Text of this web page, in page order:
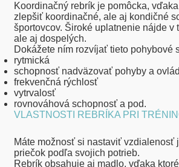
Koordinačný rebrík je pomôcka,
zlepšiť koordinačné, ale aj kondičné
športovcov. Široké uplatnenie nájde v
ale aj dospelých.
Dokážete ním rozvíjať tieto pohybové
rytmická
schopnosť nadväzovať pohyby a
frekvenčná rýchlosť
vytrvalosť
rovnováhová schopnosť a pod.
VLASTNOSTI REBRÍKA PRI
Máte možnosť si nastaviť vzdialenosť
priečok podľa svojich potrieb.
Rebrík obsahuje aj madlo, vďaka